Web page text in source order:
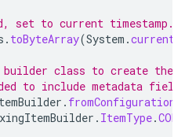
set to current timestamp.
. toByteArray(System .
builder class to create the
to include metadata
. fromConfiguration
. ItemType.